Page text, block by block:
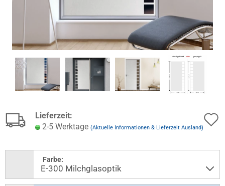
Lieferzeit:
2-5 Werktage (Aktuelle Informationen & Lieferzeit Ausland)
Farbe: